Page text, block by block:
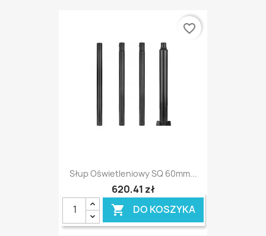
Słup Oświetleniowy SQ 60mm...
620,41 zł
 DO KOSZYKA
favorite_border